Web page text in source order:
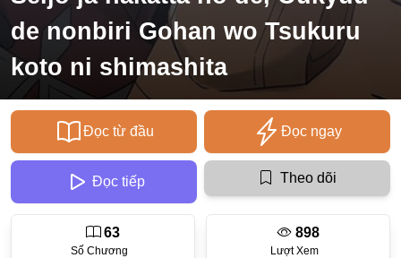
#Chiếm Hữu Mạnh Mẽ
Comic
#Ngược Tâm
Gender Bender
One Shot
de nonbiri Gohan wo Tsukuru
koto ni shimashita
Số Chương
63
Lượt Xem
898
Đọc từ đầu Đọc ngay
Đọc tiếp Theo dõi